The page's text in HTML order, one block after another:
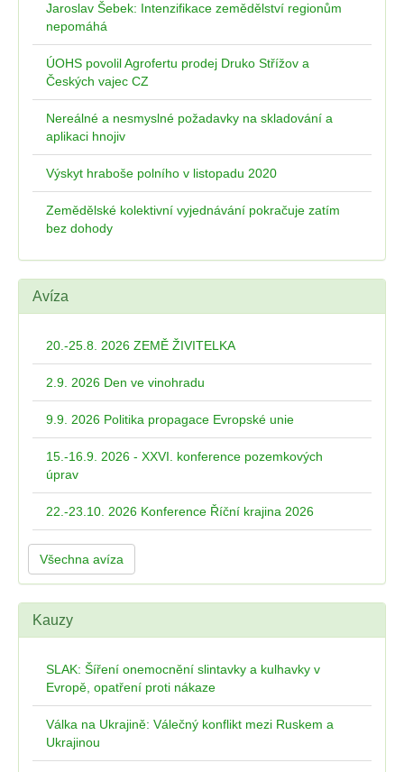
Jaroslav Šebek: Intenzifikace zemědělství regionům
nepomáhá
ÚOHS povolil Agrofertu prodej Druko Střížov a
Českých vajec CZ
Nereálné a nesmyslné požadavky na skladování a
aplikaci hnojiv
Výskyt hraboše polního v listopadu 2020
Zemědělské kolektivní vyjednávání pokračuje zatím
bez dohody
Avíza
20.-25.8. 2026 ZEMĚ ŽIVITELKA
2.9. 2026 Den ve vinohradu
9.9. 2026 Politika propagace Evropské unie
15.-16.9. 2026 - XXVI. konference pozemkových
úprav
22.-23.10. 2026 Konference Říční krajina 2026
Všechna avíza
Kauzy
SLAK: Šíření onemocnění slintavky a kulhavky v
Evropě, opatření proti nákaze
Válka na Ukrajině: Válečný konflikt mezi Ruskem a
Ukrajinou